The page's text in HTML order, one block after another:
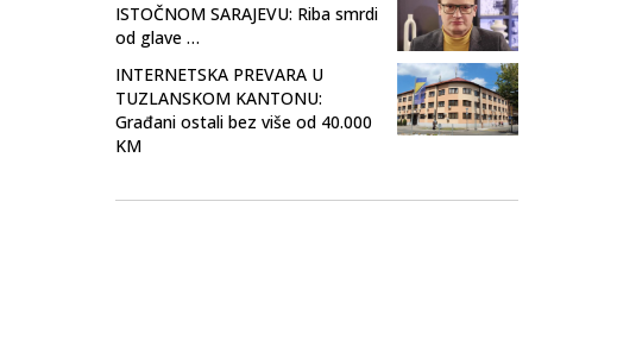
ISTOČNOM SARAJEVU: Riba smrdi
od glave …
INTERNETSKA PREVARA U
TUZLANSKOM KANTONU:
Građani ostali bez više od 40.000
KM